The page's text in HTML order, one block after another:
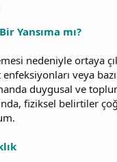
Yansıma mı?
nedeniyle
veya
duygusal ve
fiziksel belirtiler